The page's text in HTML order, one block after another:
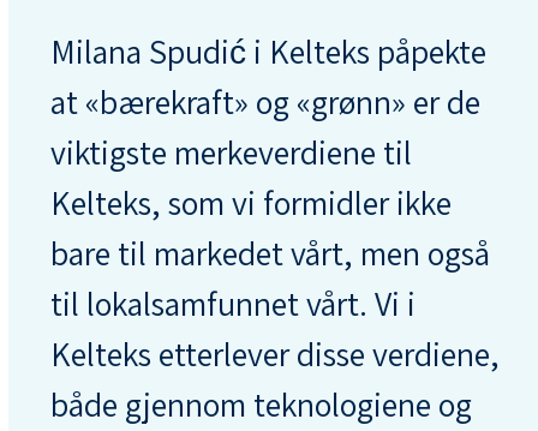
Milana Spudić i Kelteks påpekte
at «bærekraft» og «grønn» er de
viktigste merkeverdiene til
Kelteks, som vi formidler ikke
bare til markedet vårt, men også
til lokalsamfunnet vårt. Vi i
Kelteks etterlever disse verdiene,
både gjennom teknologiene og